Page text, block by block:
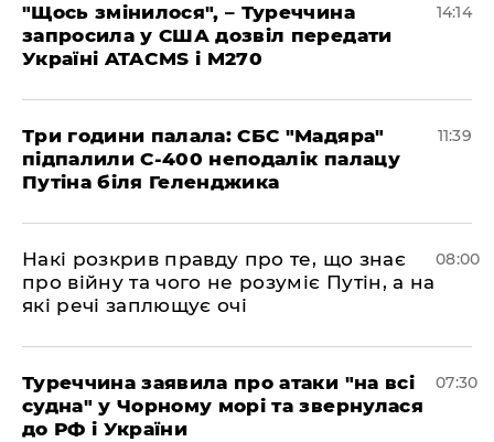
"Щось змінилося", – Туреччина
запросила у США дозвіл передати
Україні ATACMS і M270
14:14
Три години палала: СБС "Мадяра"
підпалили С-400 неподалік палацу
Путіна біля Геленджика
11:39
Накі розкрив правду про те, що знає
про війну та чого не розуміє Путін, а на
які речі заплющує очі
08:00
Туреччина заявила про атаки "на всі
судна" у Чорному морі та звернулася
до РФ і України
07:30